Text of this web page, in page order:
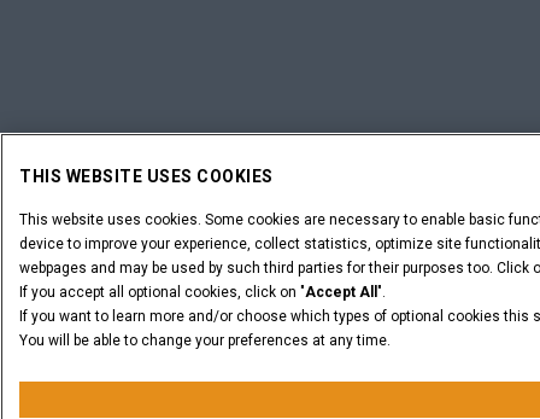
THIS WEBSITE USES COOKIES
This website uses cookies. Some cookies are necessary to enable basic
device to improve your experience, collect statistics, optimize site
webpages and may be used by such third parties for their purposes too. Click
If you accept all optional cookies, click on "Accept All ".
If you want to learn more and/or choose which types of optional cookies this
You will be able to change your preferences at any time.